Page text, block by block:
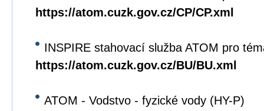
https://atom.cuzk.gov.cz/CP/CP.xml
INSPIRE stahovací služba ATOM pro
https://atom.cuzk.gov.cz/BU/BU.xml
ATOM - Vodstvo - fyzické vody (HY-P)